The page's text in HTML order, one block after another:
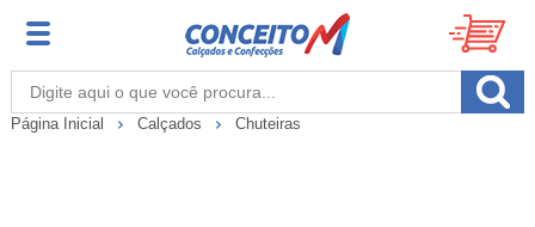
Página Inicial Calçados Chuteiras